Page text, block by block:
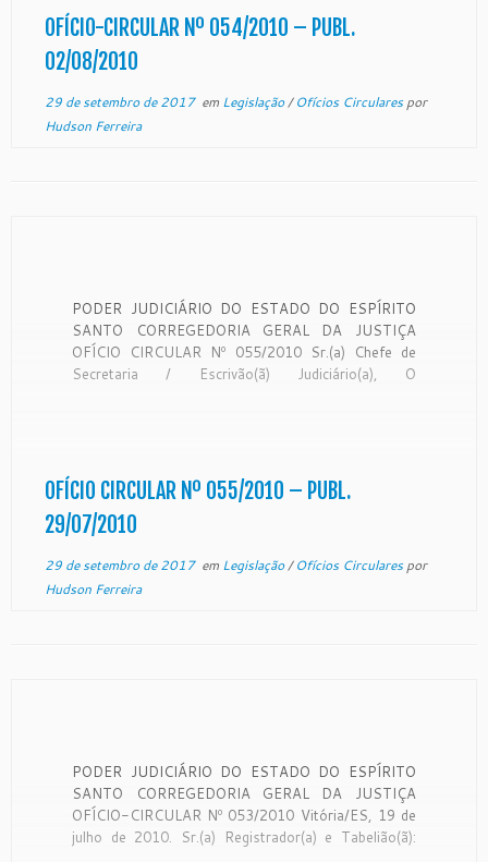
Senhor Corregedor-Geral […]
OFÍCIO-CIRCULAR Nº 054/2010 – PUBL.
02/08/2010
29 de setembro de 2017em Legislação/Ofícios Circularespor
Hudson Ferreira
PODER JUDICIÁRIO DO ESTADO DO ESPÍRITO
SANTO CORREGEDORIA GERAL DA JUSTIÇA
OFÍCIO CIRCULAR Nº 055/2010 Sr.(a) Chefe de
Secretaria / Escrivão(ã) Judiciário(a), O
[…]
OFÍCIO CIRCULAR Nº 055/2010 – PUBL.
29/07/2010
29 de setembro de 2017em Legislação/Ofícios Circularespor
Hudson Ferreira
PODER JUDICIÁRIO DO ESTADO DO ESPÍRITO
SANTO CORREGEDORIA GERAL DA JUSTIÇA
OFÍCIO-CIRCULAR Nº 053/2010 Vitória/ES, 19 de
julho de 2010. Sr.(a) Registrador(a) e Tabelião(ã):